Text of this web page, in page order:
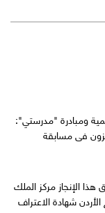
ومبادرة "مدرستي":
في مسابقة
الإنجاز مركز الملك
الأردن شهادة الاعتراف